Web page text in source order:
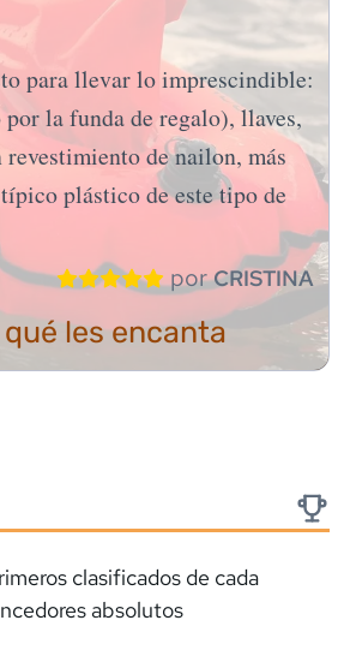
para llevar lo imprescindible:
la funda de regalo), llaves,
de nailon, más
plástico de este tipo de
porCRISTINA
les encanta
clasificados de cada
absolutos